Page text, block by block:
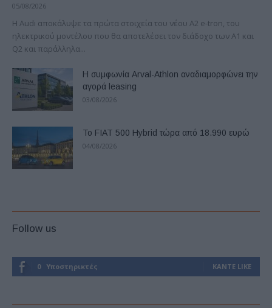
05/08/2026
Η Audi αποκάλυψε τα πρώτα στοιχεία του νέου A2 e-tron, του
ηλεκτρικού μοντέλου που θα αποτελέσει τον διάδοχο των A1 και
Q2 και παράλληλα...
Η συμφωνία Arval-Athlon αναδιαμορφώνει την
αγορά leasing
03/08/2026
Το FIAT 500 Hybrid τώρα από 18.990 ευρώ
04/08/2026
Follow us
0 Υποστηρικτές ΚΆΝΤΕ LIKE